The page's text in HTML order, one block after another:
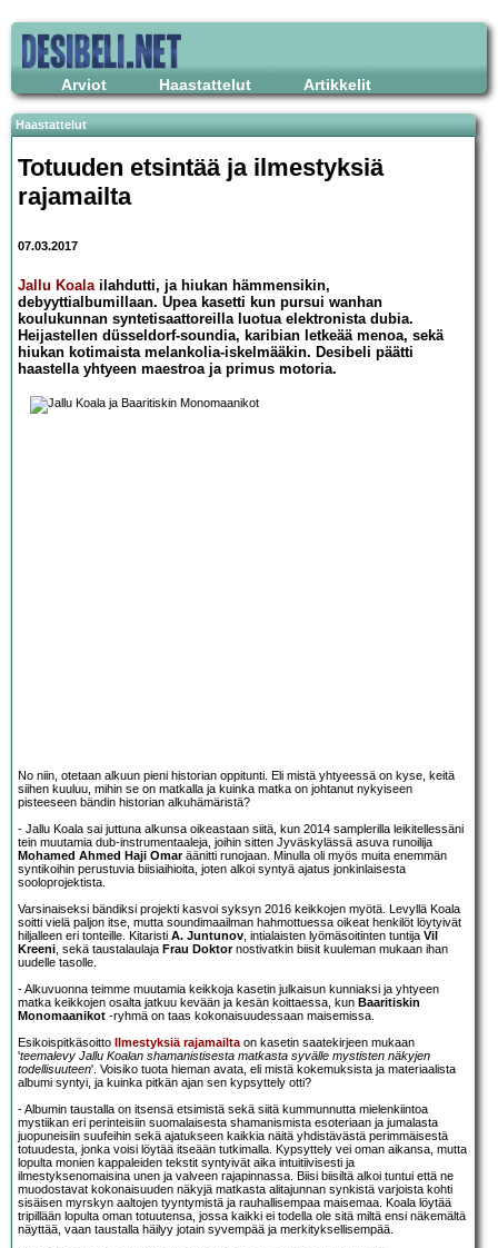
Arviot Haastattelut Artikkelit
Haastattelut
Totuuden etsintää ja ilmestyksiä
rajamailta
07.03.2017
Jallu Koalailahdutti, ja hiukan hämmensikin,
debyyttialbumillaan. Upea kasetti kun pursui wanhan
koulukunnan syntetisaattoreilla luotua elektronista dubia.
Heijastellen düsseldorf-soundia, karibian letkeää menoa, sekä
hiukan kotimaista melankolia-iskelmääkin. Desibeli päätti
haastella yhtyeen maestroa ja primus motoria.
No niin, otetaan alkuun pieni historian oppitunti. Eli mistä yhtyeessä on kyse, keitä
siihen kuuluu, mihin se on matkalla ja kuinka matka on johtanut nykyiseen
pisteeseen bändin historian alkuhämäristä?
- Jallu Koala sai juttuna alkunsa oikeastaan siitä, kun 2014 samplerilla leikitellessäni
tein muutamia dub-instrumentaaleja, joihin sitten Jyväskylässä asuva runoilija
Mohamed Ahmed Haji Omaräänitti runojaan. Minulla oli myös muita enemmän
syntikoihin perustuvia biisiaihioita, joten alkoi syntyä ajatus jonkinlaisesta
sooloprojektista.
Varsinaiseksi bändiksi projekti kasvoi syksyn 2016 keikkojen myötä. Levyllä Koala
soitti vielä paljon itse, mutta soundimaailman hahmottuessa oikeat henkilöt löytyivät
hiljalleen eri tonteille. Kitaristi A. Juntunov, intialaisten lyömäsoitinten tuntija Vil
Kreeni, sekä taustalaulaja Frau Doktornostivatkin biisit kuuleman mukaan ihan
uudelle tasolle.
- Alkuvuonna teimme muutamia keikkoja kasetin julkaisun kunniaksi ja yhtyeen
matka keikkojen osalta jatkuu kevään ja kesän koittaessa, kun Baaritiskin
Monomaanikot -ryhmä on taas kokonaisuudessaan maisemissa.
Esikoispitkäsoitto
Ilmestyksiä rajamailtaon kasetin saatekirjeen mukaan
'teemalevy Jallu Koalan shamanistisesta matkasta syvälle mystisten näkyjen
todellisuuteen'. Voisiko tuota hieman avata, eli mistä kokemuksista ja materiaalista
albumi syntyi, ja kuinka pitkän ajan sen kypsyttely otti?
- Albumin taustalla on itsensä etsimistä sekä siitä kummunnutta mielenkiintoa
mystiikan eri perinteisiin suomalaisesta shamanismista esoteriaan ja jumalasta
juopuneisiin suufeihin sekä ajatukseen kaikkia näitä yhdistävästä perimmäisestä
totuudesta, jonka voisi löytää itseään tutkimalla. Kypsyttely vei oman aikansa, mutta
lopulta monien kappaleiden tekstit syntyivät aika intuitiivisesti ja
ilmestyksenomaisina unen ja valveen rajapinnassa. Biisi biisiltä alkoi tuntui että ne
muodostavat kokonaisuuden näkyjä matkasta alitajunnan synkistä varjoista kohti
sisäisen myrskyn aaltojen tyyntymistä ja rauhallisempaa maisemaa. Koala löytää
tripillään lopulta oman totuutensa, jossa kaikki ei todella ole sitä miltä ensi näkemältä
näyttää, vaan taustalla häilyy jotain syvempää ja merkityksellisempää.